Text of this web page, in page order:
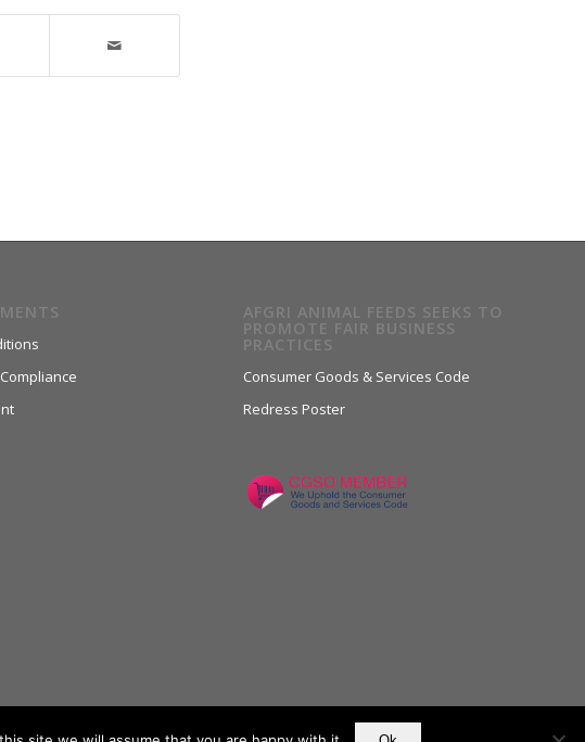
AFGRI ANIMAL FEEDS SEEKS TO
PROMOTE FAIR BUSINESS
PRACTICES
Consumer Goods & Services Code
Redress Poster